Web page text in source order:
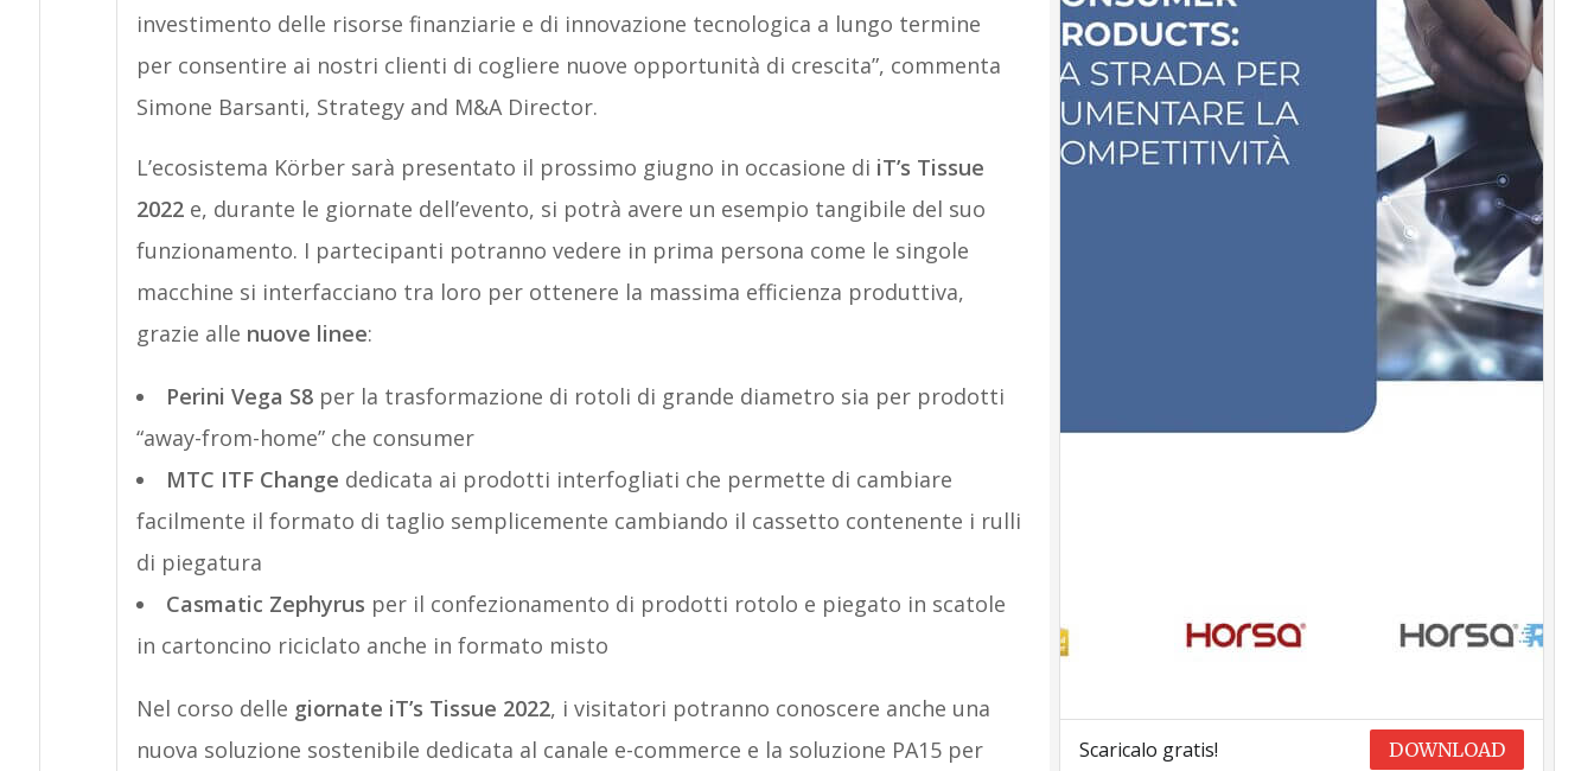
investimento delle risorse finanziarie e di innovazione tecnologica a lungo termine
per consentire ai nostri clienti di cogliere nuove opportunità di crescita”, commenta
Simone Barsanti, Strategy and M&A Director.
L’ecosistema Körber sarà presentato il prossimo giugno in occasione di iT’s Tissue
2022e, durante le giornate dell’evento, si potrà avere un esempio tangibile del suo
funzionamento. I partecipanti potranno vedere in prima persona come le singole
macchine si interfacciano tra loro per ottenere la massima efficienza produttiva,
grazie alle nuove linee:
Perini Vega S8per la trasformazione di rotoli di grande diametro sia per prodotti
“away-from-home” che consumer
MTC ITF Change dedicata ai prodotti interfogliati che permette di cambiare
facilmente il formato di taglio semplicemente cambiando il cassetto contenente i rulli
di piegatura
Casmatic Zephyrus per il confezionamento di prodotti rotolo e piegato in scatole
in cartoncino riciclato anche in formato misto
Nel corso delle giornate iT’s Tissue 2022, i visitatori potranno conoscere anche una
nuova soluzione sostenibile dedicata al canale e-commerce e la soluzione PA15 per
Scaricalo gratis! DOWNLOAD